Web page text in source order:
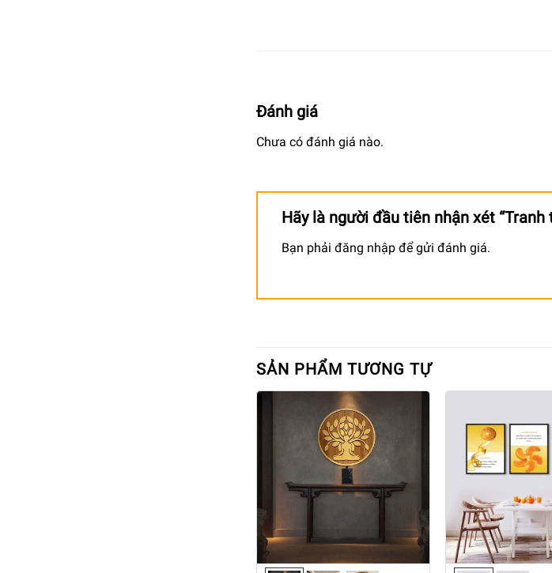
Đánh giá
Chưa có đánh giá nào.
Hãy là người đầu tiên nhận xét
Bạn phải đăng nhập để gửi đánh giá.
SẢN PHẨM TƯƠNG TỰ